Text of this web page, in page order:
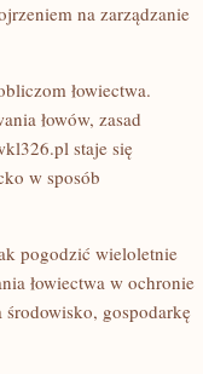
na zarządzanie
łowiectwa.
łowów, zasad
staje się
w sposób
pogodzić wieloletnie
łowiectwa w ochronie
środowisko, gospodarkę